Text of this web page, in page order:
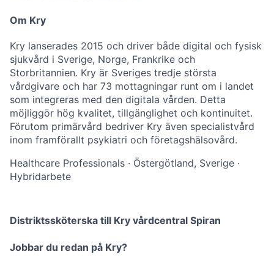
Om Kry
Kry lanserades 2015 och driver både digital och fysisk
sjukvård i Sverige, Norge, Frankrike och
Storbritannien. Kry är Sveriges tredje största
vårdgivare och har 73 mottagningar runt om i landet
som integreras med den digitala vården. Detta
möjliggör hög kvalitet, tillgänglighet och kontinuitet.
Förutom primärvård bedriver Kry även specialistvård
inom framförallt psykiatri och företagshälsovård.
Healthcare Professionals · Östergötland, Sverige ·
Hybridarbete
Distriktssköterska till Kry vårdcentral Spiran
Jobbar du redan på Kry?